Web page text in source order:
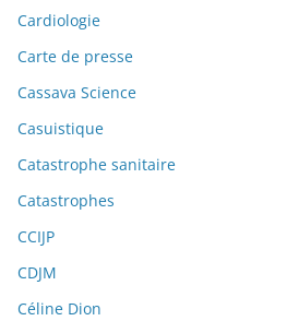
Cardiologie
Carte de presse
Cassava Science
Casuistique
Catastrophe sanitaire
Catastrophes
CCIJP
CDJM
Céline Dion